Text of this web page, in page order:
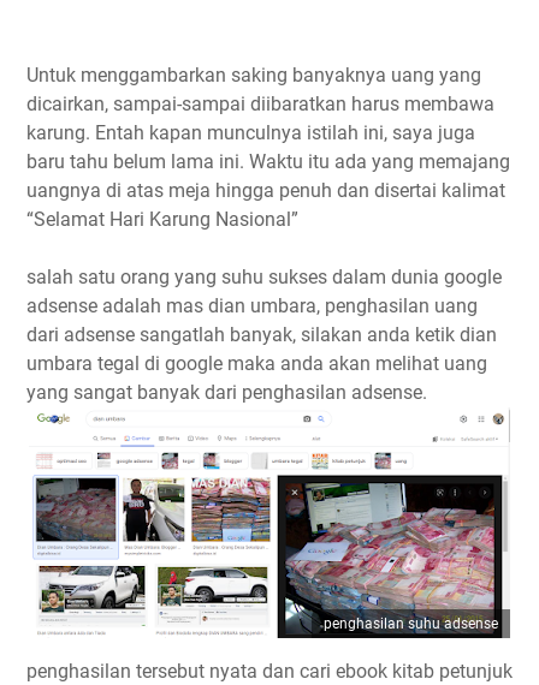
Untuk menggambarkan saking banyaknya uang yang
dicairkan, sampai-sampai diibaratkan harus membawa
karung. Entah kapan munculnya istilah ini, saya juga
baru tahu belum lama ini. Waktu itu ada yang memajang
uangnya di atas meja hingga penuh dan disertai kalimat
“Selamat Hari Karung Nasional”
salah satu orang yang suhu sukses dalam dunia google
adsense adalah mas dian umbara, penghasilan uang
dari adsense sangatlah banyak, silakan anda ketik dian
umbara tegal di google maka anda akan melihat uang
yang sangat banyak dari penghasilan adsense.
penghasilan suhu adsense
penghasilan tersebut nyata dan cari ebook kitab petunjuk